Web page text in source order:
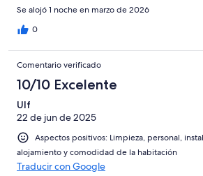
Se alojó 1 noche en marzo de 2026
0
Comentario verificado
10/10 Excelente
Ulf
22 de jun de 2025
Aspectos positivos: Limpieza, personal,
alojamiento y comodidad de la habitación
Traducir con Google